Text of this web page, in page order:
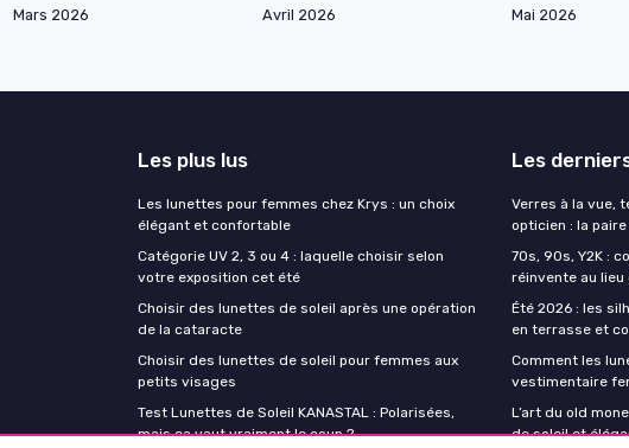
Mars 2026 Avril 2026 Mai 2026
Les plus lus
Les lunettes pour femmes chez Krys : un choix
élégant et confortable
Catégorie UV 2, 3 ou 4 : laquelle choisir selon
votre exposition cet été
Choisir des lunettes de soleil après une opération
de la cataracte
Choisir des lunettes de soleil pour femmes aux
petits visages
Test Lunettes de Soleil KANASTAL : Polarisées,
mais ça vaut vraiment le coup ?
Les
Verres à la vue,
opticien : la
70s, 90s, Y2K :
réinvente au
Été 2026 : les
en terrasse et
Comment les
vestimentaire
L’art du old
de soleil et